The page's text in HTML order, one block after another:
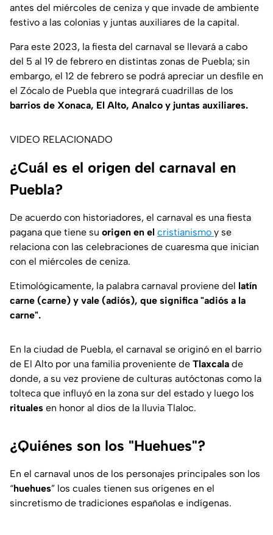
antes del miércoles de ceniza y que invade de ambiente
festivo a las colonias y juntas auxiliares de la capital.
Para este 2023, la fiesta del carnaval se llevará a cabo
del 5 al 19 de febrero en distintas zonas de Puebla; sin
embargo, el 12 de febrero se podrá apreciar un desfile en
el Zócalo de Puebla que integrará cuadrillas de los
barrios de Xonaca, El Alto, Analco y juntas auxiliares.
VIDEO RELACIONADO
¿Cuál es el origen del carnaval en
Puebla?
De acuerdo con historiadores, el carnaval es una fiesta
pagana que tiene su origen en el cristianismo y se
relaciona con las celebraciones de cuaresma que inician
con el miércoles de ceniza.
Etimológicamente, la palabra carnaval proviene del latín
carne (carne) y vale (adiós), que significa "adiós a la
carne".
En la ciudad de Puebla, el carnaval se originó en el barrio
de El Alto por una familia proveniente de Tlaxcala de
donde, a su vez proviene de culturas autóctonas como la
tolteca que influyó en la zona sur del estado y luego los
rituales en honor al dios de la lluvia Tlaloc.
¿Quiénes son los "Huehues"?
En el carnaval unos de los personajes principales son los
“huehues” los cuales tienen sus orígenes en el
sincretismo de tradiciones españolas e indígenas.